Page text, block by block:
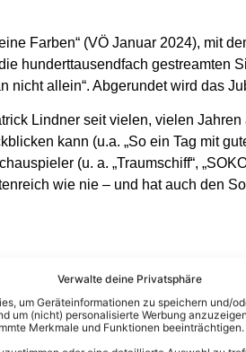
Verwalte deine Privatsphäre
um Geräteinformationen zu speichern und/
um (nicht) personalisierte Werbung
Merkmale und Funktionen beeinträchtigen.
Farben“ (VÖ Januar 2024), mit
hunderttausendfach gestreamten
nicht allein“. Abgerundet wird das
Lindner seit vielen, vielen
kann (u.a. „So ein Tag mit
(u. a. „Traumschiff“,
wie nie – und hat auch den